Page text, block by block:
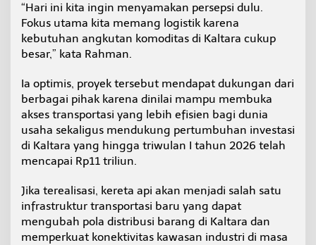
“Hari ini kita ingin menyamakan persepsi dulu.
Fokus utama kita memang logistik karena
kebutuhan angkutan komoditas di Kaltara cukup
besar,” kata Rahman.
Ia optimis, proyek tersebut mendapat dukungan dari
berbagai pihak karena dinilai mampu membuka
akses transportasi yang lebih efisien bagi dunia
usaha sekaligus mendukung pertumbuhan investasi
di Kaltara yang hingga triwulan I tahun 2026 telah
mencapai Rp11 triliun.
Jika terealisasi, kereta api akan menjadi salah satu
infrastruktur transportasi baru yang dapat
mengubah pola distribusi barang di Kaltara dan
memperkuat konektivitas kawasan industri di masa